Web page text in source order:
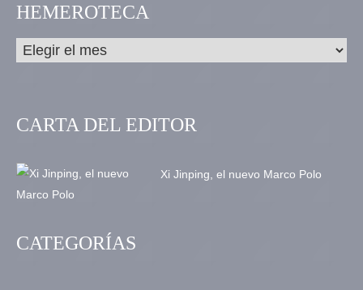
HEMEROTECA
CARTA DEL EDITOR
Xi Jinping, el nuevo Marco Polo
CATEGORÍAS